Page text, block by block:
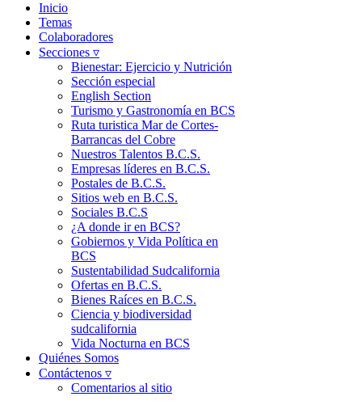
Inicio
Temas
Colaboradores
Secciones ▿
Bienestar: Ejercicio y Nutrición
Sección especial
English Section
Turismo y Gastronomía en BCS
Ruta turistica Mar de Cortes-
Barrancas del Cobre
Nuestros Talentos B.C.S.
Empresas líderes en B.C.S.
Postales de B.C.S.
Sitios web en B.C.S.
Sociales B.C.S
¿A donde ir en BCS?
Gobiernos y Vida Política en
BCS
Sustentabilidad Sudcalifornia
Ofertas en B.C.S.
Bienes Raíces en B.C.S.
Ciencia y biodiversidad
sudcalifornia
Vida Nocturna en BCS
Quiénes Somos
Contáctenos ▿
Comentarios al sitio